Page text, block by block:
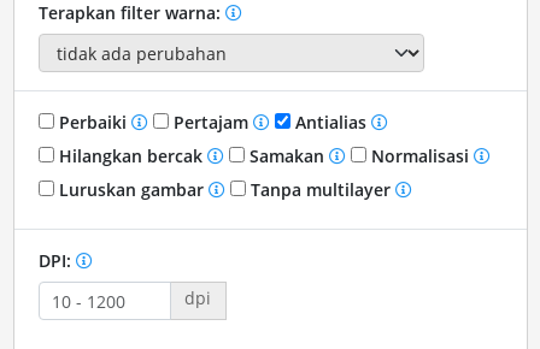
Terapkan filter warna:
Perbaiki Pertajam
Antialias
Hilangkan bercak
Samakan
Normalisasi
Luruskan gambar
Tanpa multilayer
DPI:
dpi